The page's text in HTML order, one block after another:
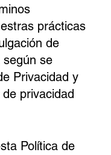
prácticas
de
se
Privacidad y
privacidad
Política de